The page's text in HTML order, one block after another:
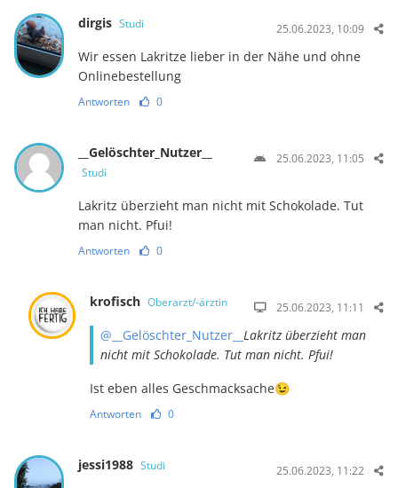
dirgis Studi 25.06.2023, 10:09
Wir essen Lakritze lieber in der Nähe und ohne
Onlinebestellung
Antworten 0
__Gelöschter_Nutzer__
Studi
25.06.2023, 11:05
Lakritz überzieht man nicht mit Schokolade. Tut
man nicht. Pfui!
Antworten 0
krofisch Oberarzt/-ärztin 25.06.2023, 11:11
@__Gelöschter_Nutzer__Lakritz überzieht man
nicht mit Schokolade. Tut man nicht. Pfui!
Ist eben alles Geschmacksache😉
Antworten 0
jessi1988 Studi 25.06.2023, 11:22